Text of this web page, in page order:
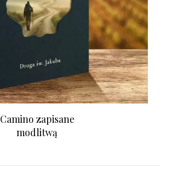
Camino zapisane
modlitwą